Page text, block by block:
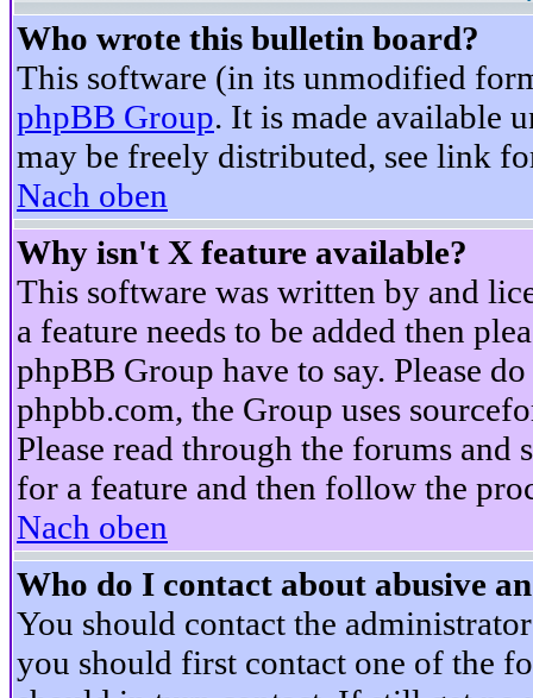
Who wrote this bulletin board?
This software (in its unmodified
phpBB Group. It is made available
may be freely distributed, see link
Nach oben
Why isn't X feature available?
This software was written by and
a feature needs to be added then
phpBB Group have to say. Please
phpbb.com, the Group uses
Please read through the forums
for a feature and then follow the
Nach oben
Who do I contact about abusive
You should contact the
you should first contact one of the